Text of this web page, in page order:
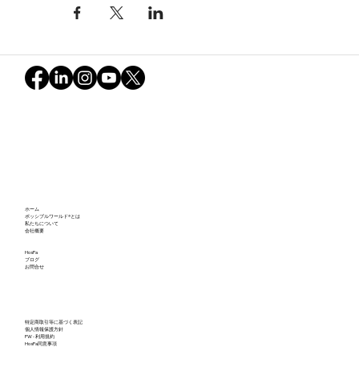
ホーム
ポッシブルワールド®とは
私たちについて
会社概要
HosPa
ブログ
お問合せ
特定商取引等に基づく表記
個人情報保護方針
PW - 利用規約
HosPa同意事項